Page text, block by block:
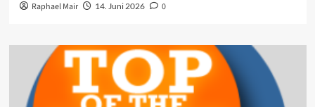
Raphael Mair 14. Juni 2026 0